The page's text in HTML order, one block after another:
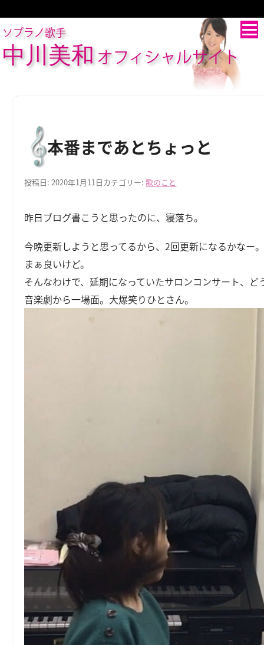
ソプラノ歌手
中川美和 オフィシャルサイト
本番まであとちょっと
投稿日:2020年1月11日カテゴリー:歌のこと
昨日ブログ書こうと思ったのに、寝落ち。
今晩更新しようと思ってるから、2回更新になるかなー
まぁ良いけど。
そんなわけで、延期になっていたサロンコンサート、
音楽劇から一場面。大爆笑りひとさん。